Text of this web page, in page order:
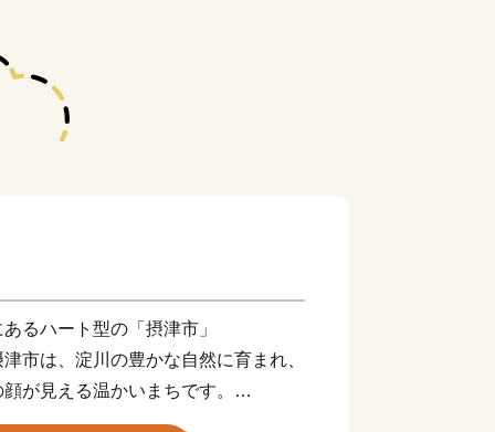
るハート型の「摂津市」
市は、淀川の豊かな自然に育まれ、
が見える温かいまちです。
便性が良いだけではなく、「新幹線